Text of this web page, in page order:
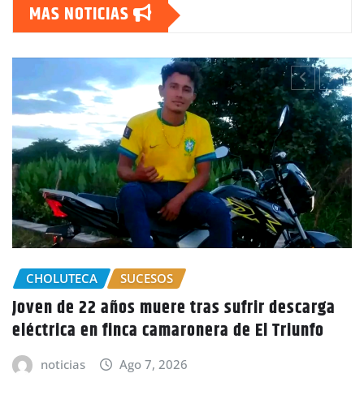
MAS NOTICIAS
GOBIERNO HONDURAS NACIONALES
CIDH escucha denuncias por uso de juicios
políticos y debilidad de la independencia